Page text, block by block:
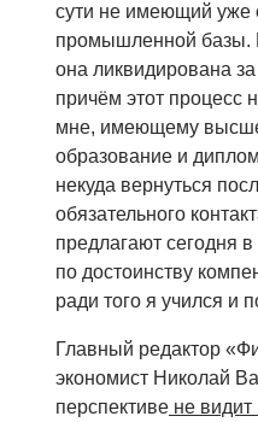
сути не имеющий уже
промышленной базы.
она ликвидирована
причём этот процесс
мне, имеющему
образование и
некуда вернуться
обязательного
предлагают сегодня
по достоинству
ради того я учился и
Главный редактор
экономист Николай
перспективе не